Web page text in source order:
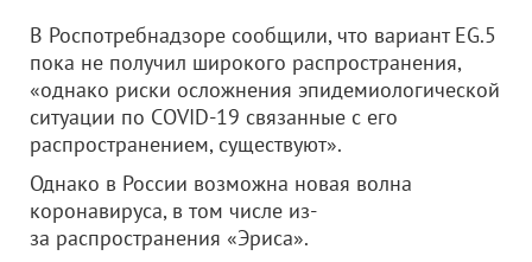
В Роспотребнадзоре сообщили, что вариант EG.5
пока не получил широкого распространения,
«однако риски осложнения эпидемиологической
ситуации по COVID-19 связанные с его
распространением, существуют».
Однако в России возможна новая волна
коронавируса, в том числе из-
за распространения «Эриса».